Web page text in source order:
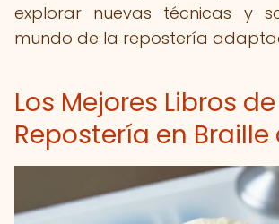
explorar nuevas técnicas y
mundo de la repostería
Los Mejores Libros de
Repostería en Braille